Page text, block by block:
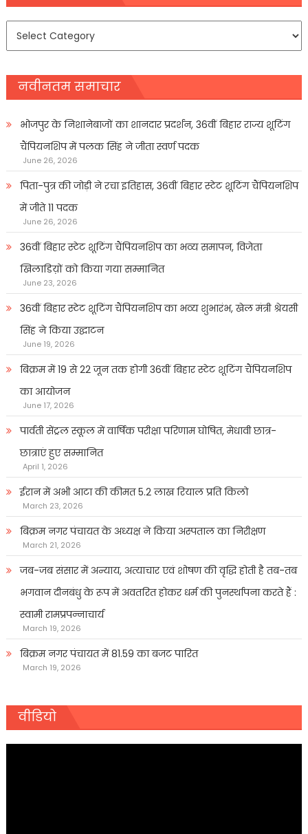
नवीनतम समाचार
भोजपुर के निशानेबाजों का शानदार प्रदर्शन, 36वीं बिहार राज्य शूटिंग
चैंपियनशिप में पलक सिंह ने जीता स्वर्ण पदक
June 26, 2026
पिता-पुत्र की जोड़ी ने रचा इतिहास, 36वीं बिहार स्टेट शूटिंग चैंपियनशिप
में जीते 11 पदक
June 26, 2026
36वीं बिहार स्टेट शूटिंग चैंपियनशिप का भव्य समापन, विजेता
खिलाडिय़ों को किया गया सम्मानित
June 23, 2026
36वीं बिहार स्टेट शूटिंग चैंपियनशिप का भव्य शुभारंभ, खेल मंत्री श्रेयसी
सिंह ने किया उद्घाटन
June 19, 2026
बिक्रम में 19 से 22 जून तक होगी 36वीं बिहार स्टेट शूटिंग चैंपियनशिप
का आयोजन
June 17, 2026
पार्वती सेंट्रल स्कूल में वार्षिक परीक्षा परिणाम घोषित, मेधावी छात्र-
छात्राएं हुए सम्मानित
April 1, 2026
ईरान में अभी आटा की कीमत 5.2 लाख रियाल प्रति किलो
March 23, 2026
बिक्रम नगर पंचायत के अध्यक्ष ने किया अस्पताल का निरीक्षण
March 21, 2026
जब-जब संसार में अन्याय, अत्याचार एवं शोषण की वृद्धि होती है तब-तब
भगवान दीनबंधु के रूप में अवतरित होकर धर्म की पुनर्स्थापना करते हैं :
स्वामी रामप्रपन्नाचार्य
March 19, 2026
बिक्रम नगर पंचायत में 81.59 का बजट पारित
March 19, 2026
वीडियो